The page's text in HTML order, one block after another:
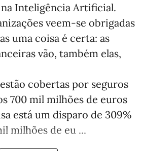
Inteligência Artificial.
veem-se obrigadas
uma coisa é certa: as
vão, também elas,
cobertas por seguros
700 mil milhões de euros
está um disparo de 309%
milhões de eu ...